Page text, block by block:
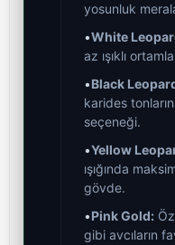
yosunluk
•White
az ışıklı
•Black
karides
seçeneği.
•Yellow
ışığında
gövde.
•Pink Gold:
gibi avcıların